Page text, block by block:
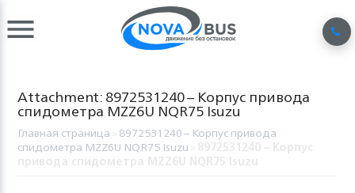
Attachment: 8972531240 – Корпус привода
спидометра MZZ6U NQR75 Isuzu
Главная страница 8972531240 – Корпус привода
спидометра MZZ6U NQR75 Isuzu